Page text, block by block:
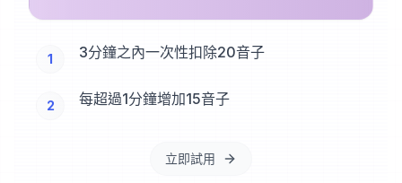
1 3分鐘之內一次性扣除20音子
2 每超過1分鐘增加15音子
立即試用